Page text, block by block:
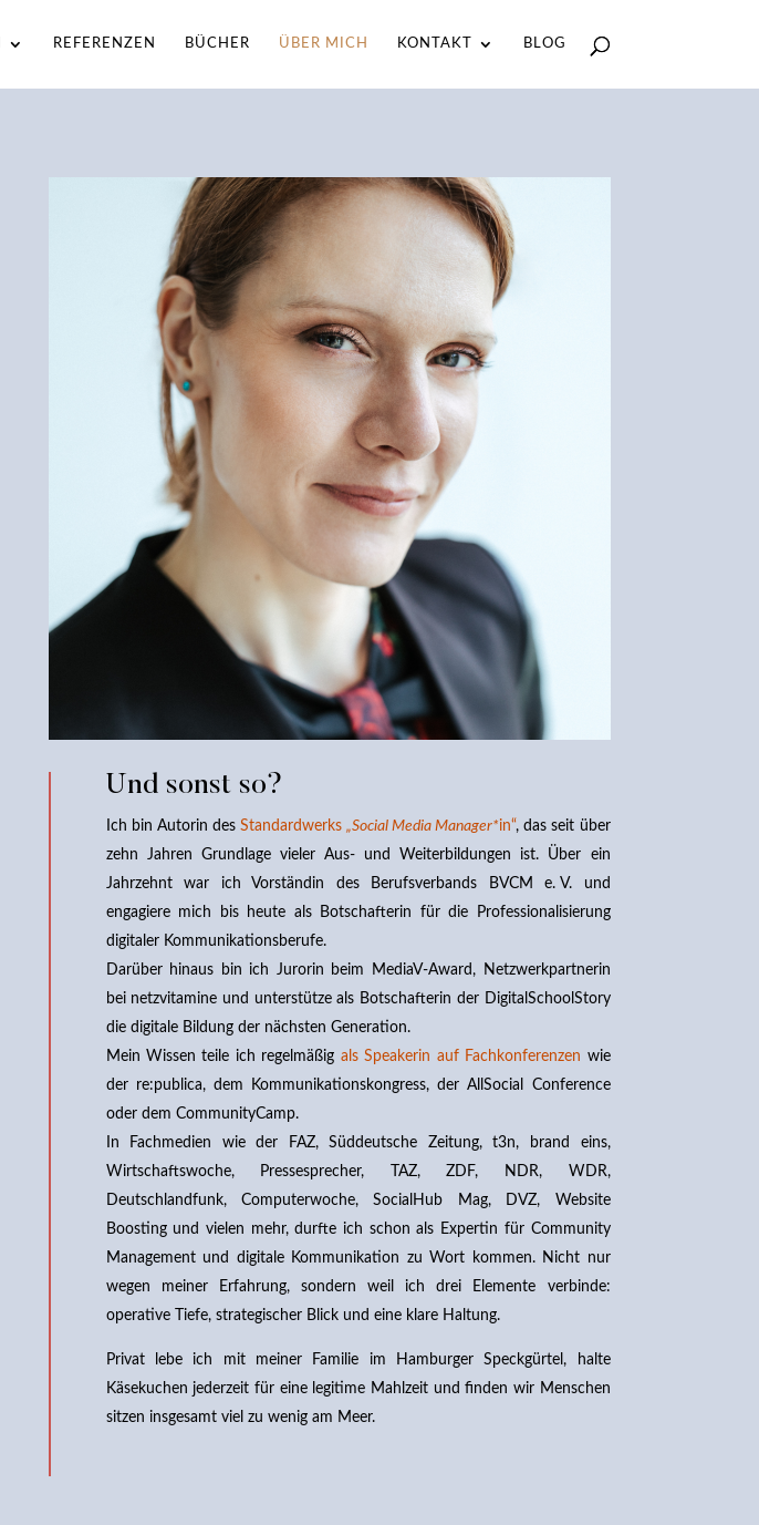
REFERENZEN BÜCHER ÜBER MICH KONTAKT BLOG
Und sonst so?
Ich bin Autorin des Standardwerks„Social Media Manager*in“, das seit über
zehn Jahren Grundlage vieler Aus- und Weiterbildungen ist. Über ein
Jahrzehnt war ich Vorständin des Berufsverbands BVCM e. V. und
engagiere mich bis heute als Botschafterin für die Professionalisierung
digitaler Kommunikationsberufe.
Darüber hinaus bin ich Jurorin beim MediaV-Award, Netzwerkpartnerin
bei netzvitamine und unterstütze als Botschafterin der DigitalSchoolStory
die digitale Bildung der nächsten Generation.
Mein Wissen teile ich regelmäßig als Speakerin auf Fachkonferenzen wie
der re:publica, dem Kommunikationskongress, der AllSocial Conference
oder dem CommunityCamp.
In Fachmedien wie der FAZ, Süddeutsche Zeitung, t3n, brand eins,
Wirtschaftswoche, Pressesprecher, TAZ, ZDF, NDR, WDR,
Deutschlandfunk, Computerwoche, SocialHub Mag, DVZ, Website
Boosting und vielen mehr, durfte ich schon als Expertin für Community
Management und digitale Kommunikation zu Wort kommen. Nicht nur
wegen meiner Erfahrung, sondern weil ich drei Elemente verbinde:
operative Tiefe, strategischer Blick und eine klare Haltung.
Privat lebe ich mit meiner Familie im Hamburger Speckgürtel, halte
Käsekuchen jederzeit für eine legitime Mahlzeit und finden wir Menschen
sitzen insgesamt viel zu wenig am Meer.